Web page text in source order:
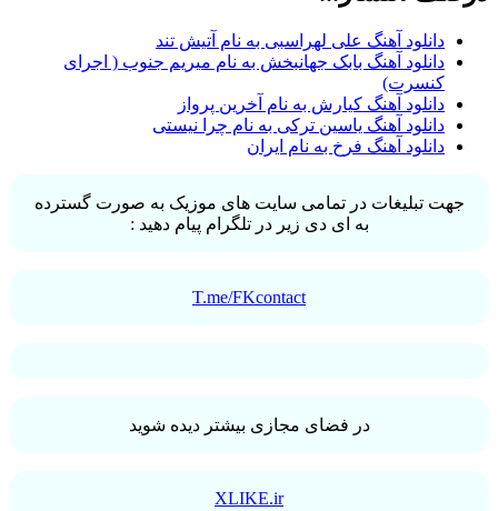
دانلود آهنگ علی لهراسبی به نام آتیش تند
دانلود آهنگ بابک جهانبخش به نام میریم جنوب ( اجرای
کنسرت)
دانلود آهنگ کیارش به نام آخرین پرواز
دانلود آهنگ یاسین ترکی به نام چرا نیستی
دانلود آهنگ فرخ به نام ایران
جهت تبلیغات در تمامی سایت های موزیک به صورت گسترده
به ای دی زیر در تلگرام پیام دهید :
T.me/FKcontact
در فضای مجازی بیشتر دیده شوید
XLIKE.ir